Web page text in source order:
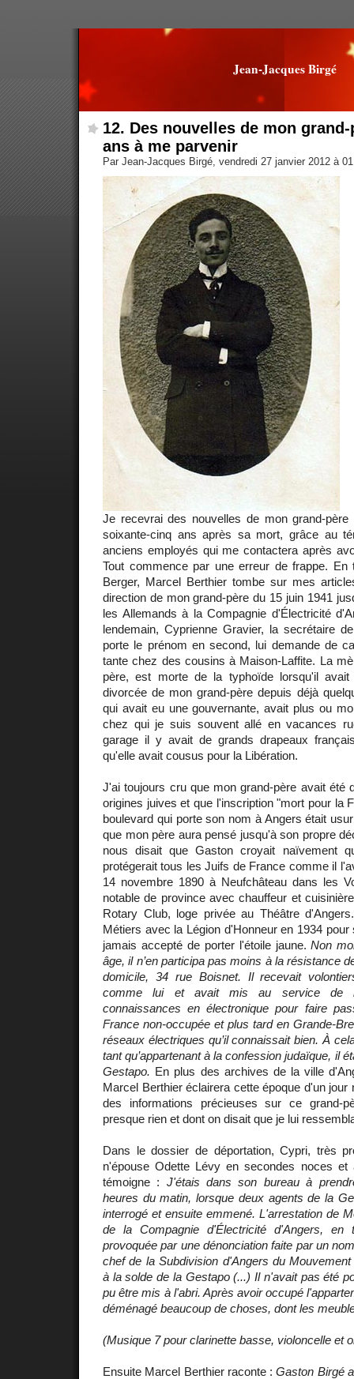
Jean-Jacques Birgé
12. Des nouvelles de mon
ans à me parvenir
Par Jean-Jacques Birgé, vendredi 27 janvier 2012 à
Je recevrai des nouvelles de mon grand-
soixante-cinq ans après sa mort, grâce au
anciens employés qui me contactera après
Tout commence par une erreur de frappe. En
Berger, Marcel Berthier tombe sur mes
direction de mon grand-père du 15 juin 1941
les Allemands à la Compagnie d'Électricité
lendemain, Cyprienne Gravier, la secrétaire
porte le prénom en second, lui demande de
tante chez des cousins à Maison-Laffite. La
père, est morte de la typhoïde lorsqu'il
divorcée de mon grand-père depuis déjà
qui avait eu une gouvernante, avait plus ou
chez qui je suis souvent allé en vacances
garage il y avait de grands drapeaux
qu'elle avait cousus pour la Libération.
J'ai toujours cru que mon grand-père avait été
origines juives et que l'inscription "mort pour la
boulevard qui porte son nom à Angers était
que mon père aura pensé jusqu'à son propre
nous disait que Gaston croyait naïvement
protégerait tous les Juifs de France comme il
14 novembre 1890 à Neufchâteau dans les
notable de province avec chauffeur et
Rotary Club, loge privée au Théâtre
Métiers avec la Légion d'Honneur en 1934
jamais accepté de porter l'étoile jaune.Non
âge, il n’en participa pas moins à la résistance
domicile, 34 rue Boisnet. Il recevait
comme lui et avait mis au service de
connaissances en électronique pour faire
France non-occupée et plus tard en Grande-
réseaux électriques qu’il connaissait bien. À
tant qu’appartenant à la confession judaïque, il
Gestapo. En plus des archives de la ville
Marcel Berthier éclairera cette époque d'un jour
des informations précieuses sur ce grand-
presque rien et dont on disait que je lui
Dans le dossier de déportation, Cypri, très
n'épouse Odette Lévy en secondes noces et
témoigne : J'étais dans son bureau à
heures du matin, lorsque deux agents de la
interrogé et ensuite emmené. L'arrestation de
de la Compagnie d'Électricité d'Angers, en
provoquée par une dénonciation faite par un
chef de la Subdivision d'Angers du
à la solde de la Gestapo (...) Il n'avait pas été
pu être mis à l'abri. Après avoir occupé
déménagé beaucoup de choses, dont les
(Musique 7 pour clarinette basse, violoncelle et
Ensuite Marcel Berthier raconte :Gaston Birgé